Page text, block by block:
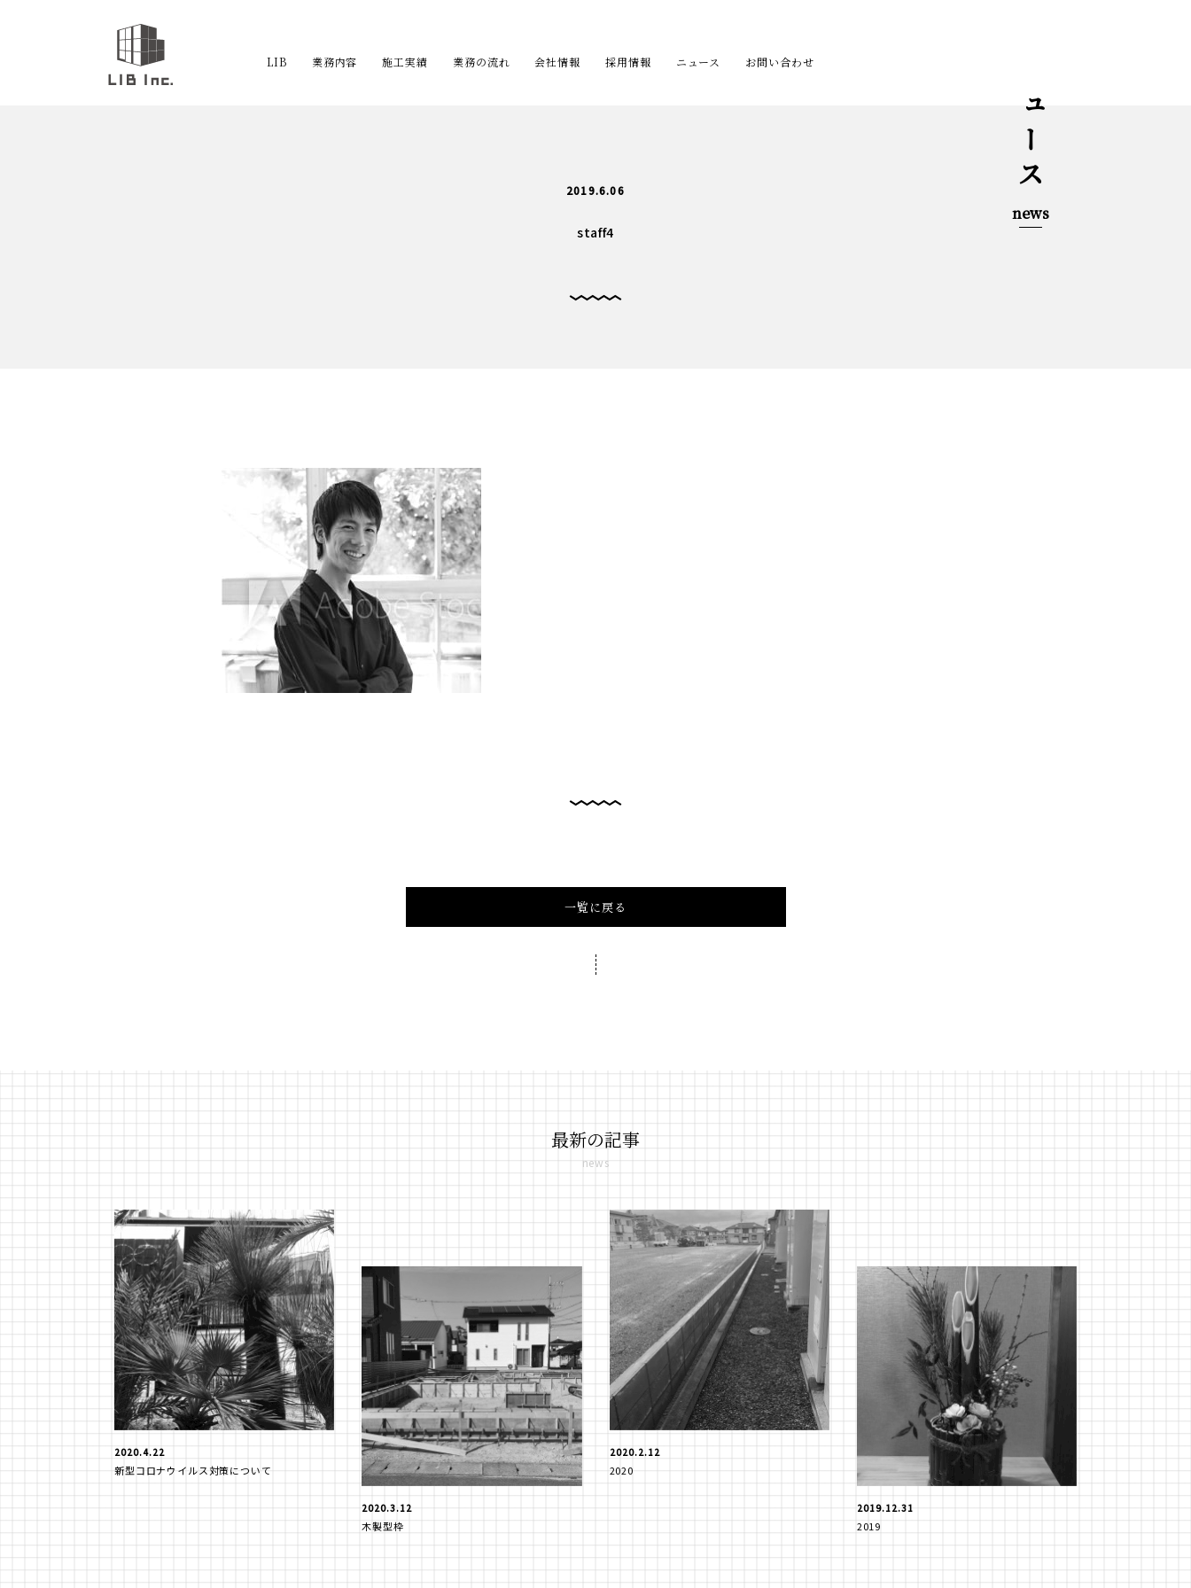
LIB 業務内容 施工実績 業務の流れ 会社情報 採用情報 ニュース お問い合わせ ニュース
news
2019.6.06
staff4
一覧に戻る
最新の記事
news
2020.4.22
新型コロナウイルス対策について
2020.3.12
木製型枠
2020.2.12
2020
2019.12.31
2019